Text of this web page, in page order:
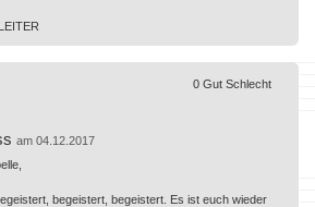
am 04.12.2017
begeistert, begeistert. Es ist euch wieder
0 Gut Schlecht